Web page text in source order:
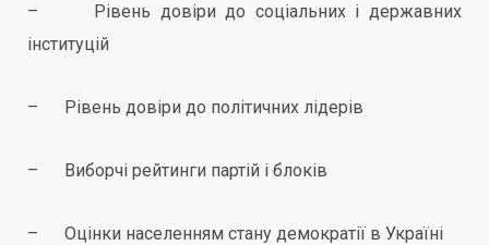
– Рівень довіри до соціальних і державних
інституцій
– Рівень довіри до політичних лідерів
– Виборчі рейтинги партій і блоків
– Оцінки населенням стану демократії в Україні